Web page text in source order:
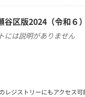
谷区版2024（令和６
には説明がありません
レジストリーにもアクセス可